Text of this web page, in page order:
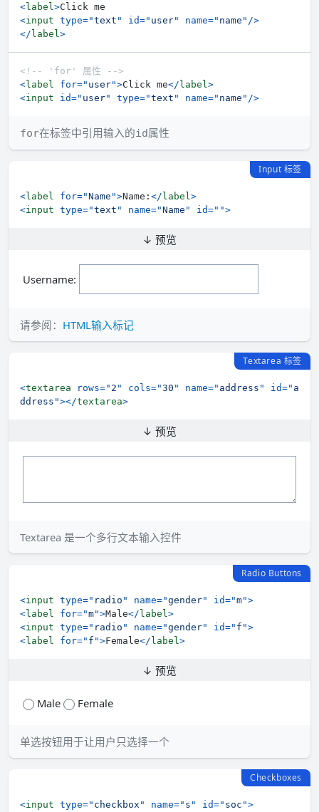
<label>
<input type="text " id=" user" name=" name " />
</ label>
<!-- 'for' 属性 -->
<label for=" user">Click me</ label>
<input id=" user" type="text " name=" name " />
for在标签中引用输入的id属性
Input 标签
<label for="Name ">Name: </ label>
<input type="text " name="Name " id=" ">
↓ 预览
Username:
请参阅： HTML输入标记
Textarea 标签
<textarea rows=" 2 " cols="30 " name=" address " id=" a
ddress "></textarea>
↓ 预览
Textarea 是一个多行文本输入控件
Radio Buttons
<input type=" radio " name="gender" id="m">
<label for="m">Male</ label>
<input type=" radio " name="gender" id=" f ">
<label for=" f ">Female</ label>
↓ 预览
Male Female
单选按钮用于让用户只选择一个
Checkboxes
<input type=" checkbox " name=" s " id=" soc ">